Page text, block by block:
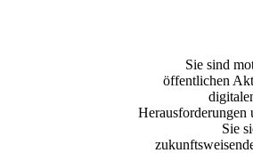
Sie sind
öffentlichen
Herausforderungen
Sie